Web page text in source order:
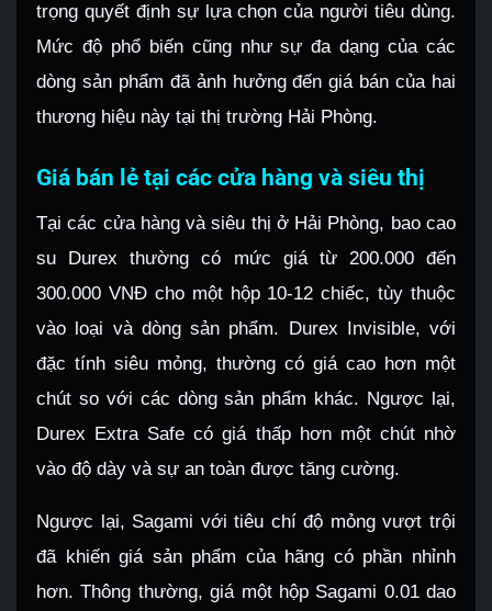
trọng quyết định sự lựa chọn của người tiêu dùng.
Mức độ phổ biến cũng như sự đa dạng của các
dòng sản phẩm đã ảnh hưởng đến giá bán của hai
thương hiệu này tại thị trường Hải Phòng.
Giá bán lẻ tại các cửa hàng và siêu thị
Tại các cửa hàng và siêu thị ở Hải Phòng, bao cao
su Durex thường có mức giá từ 200.000 đến
300.000 VNĐ cho một hộp 10-12 chiếc, tùy thuộc
vào loại và dòng sản phẩm. Durex Invisible, với
đặc tính siêu mỏng, thường có giá cao hơn một
chút so với các dòng sản phẩm khác. Ngược lại,
Durex Extra Safe có giá thấp hơn một chút nhờ
vào độ dày và sự an toàn được tăng cường.
Ngược lại, Sagami với tiêu chí độ mỏng vượt trội
đã khiến giá sản phẩm của hãng có phần nhỉnh
hơn. Thông thường, giá một hộp Sagami 0.01 dao